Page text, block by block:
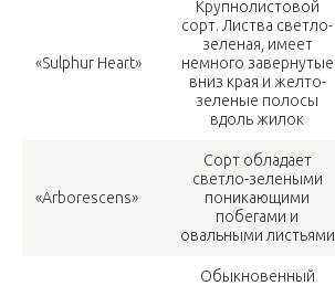
«Sulphur Heart»
Крупнолистовой
сорт. Листва светло-
зеленая, имеет
немного завернутые
вниз края и желто-
зеленые полосы
вдоль жилок
«Arborescens»
Сорт обладает
светло-зелеными
поникающими
побегами и
овальными листьями
Обыкновенный